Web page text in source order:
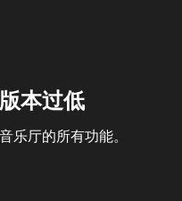
本过低
乐厅的所有功能。